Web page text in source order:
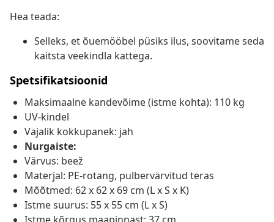
Hea teada:
Selleks, et õuemööbel püsiks ilus, soovitame seda
kaitsta veekindla kattega.
Spetsifikatsioonid
Maksimaalne kandevõime (istme kohta): 110 kg
UV-kindel
Vajalik kokkupanek: jah
Nurgaiste:
Värvus: beež
Materjal: PE-rotang, pulbervärvitud teras
Mõõtmed: 62 x 62 x 69 cm (L x S x K)
Istme suurus: 55 x 55 cm (L x S)